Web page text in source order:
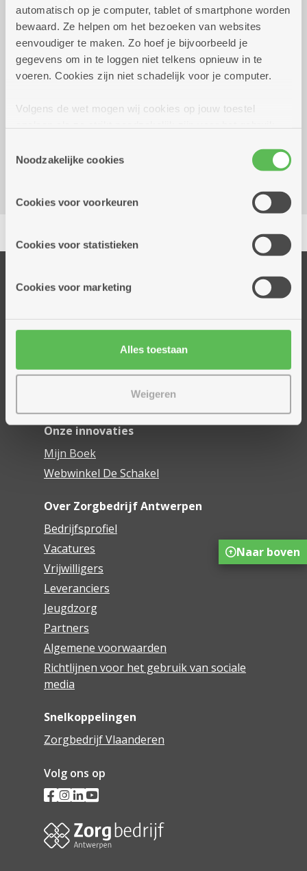
automatisch op je computer, tablet of smartphone worden
bewaard. Ze helpen om het bezoeken van websites
eenvoudiger te maken. Zo hoef je bijvoorbeeld je
gegevens om in te loggen niet telkens opnieuw in te
voeren. Cookies zijn niet schadelijk voor je computer.
Volgens de wet mogen wij cookies op jouw toestel
cookies hebben we jouw toestemming nodig. Sommige
cookies worden geplaatst door derde partijen die een
informatie over jouw (geanonimiseerd) gebruik van onze
partners kunnen deze gegevens combineren met andere
Noodzakelijke cookies
Cookies voor voorkeuren
Cookies voor statistieken
Cookies voor marketing
Alles toestaan
Weigeren
donderdag 3 september
2026
10.00 uur tot 11.30
uur
Voor alle geregistreerde vrijwilligers van
dienstencentrum Arena
Reserveer vervoer
Gabriel Vervoortstraat 2
Dienstencentra
Woonzorgcentra
Financieel comfort
Onze innovaties
Mijn Boek
Webwinkel De Schakel
Over Zorgbedrijf Antwerpen
Bedrijfsprofiel
Vacatures
Vrijwilligers
Leveranciers
Jeugdzorg
Partners
Algemene voorwaarden
Richtlijnen voor het gebruik van sociale
media
Snelkoppelingen
Zorgbedrijf Vlaanderen
Volg ons op
Naar boven